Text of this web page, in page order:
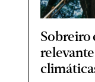
Sobreiro